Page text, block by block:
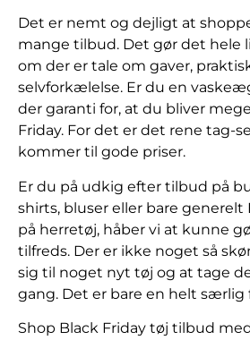
Det er nemt og dejligt at
mange tilbud. Det gør det hele
om der er tale om gaver,
selvforkælelse. Er du en
der garanti for, at du bliver
Friday. For det er det rene tag-
kommer til gode priser.
Er du på udkig efter tilbud på
shirts, bluser eller bare generelt
på herretøj, håber vi at kunne
tilfreds. Der er ikke noget så
sig til noget nyt tøj og at tage
gang. Det er bare en helt særlig
Shop Black Friday tøj tilbud